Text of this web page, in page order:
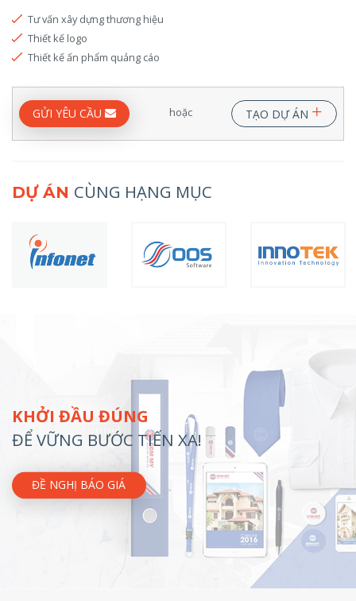
Tư vấn xây dựng thương hiệu
Thiết kế logo
Thiết kế ấn phẩm quảng cáo
GỬI YÊU CẦU hoặc TẠO DỰ ÁN +
DỰ ÁN CÙNG HẠNG MỤC
KHỞI ĐẦU ĐÚNG
ĐỂ VỮNG BƯỚC TIẾN XA!
ĐỀ NGHỊ BÁO GIÁ